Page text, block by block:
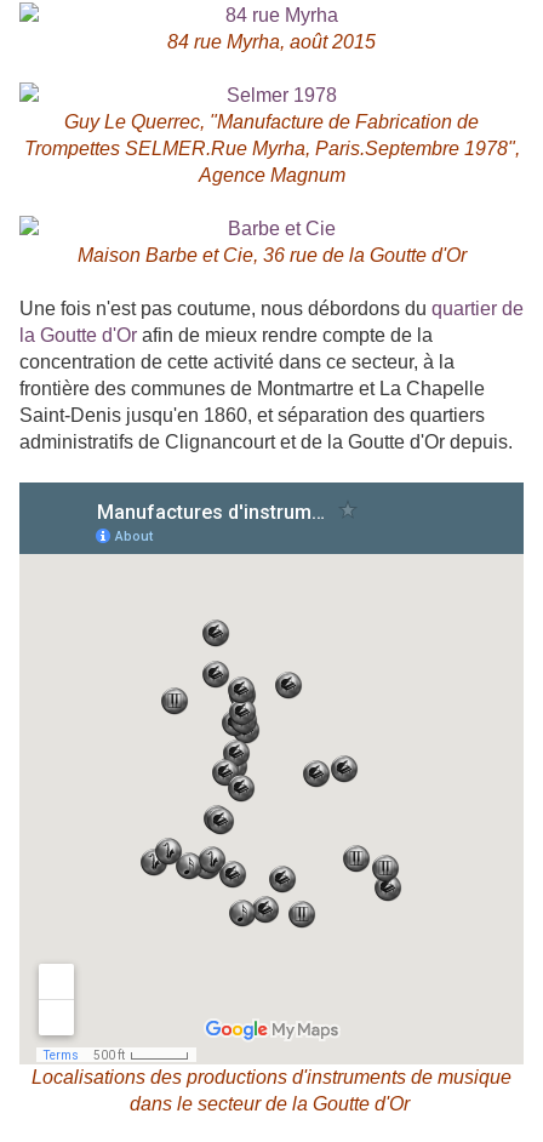
84 rue Myrha, août 2015
Guy Le Querrec, "Manufacture de Fabrication de
Trompettes SELMER.Rue Myrha, Paris.Septembre 1978",
Agence Magnum
Maison Barbe et Cie, 36 rue de la Goutte d'Or
Une fois n'est pas coutume, nous débordons du quartier de
la Goutte d'Or afin de mieux rendre compte de la
concentration de cette activité dans ce secteur, à la
frontière des communes de Montmartre et La Chapelle
Saint-Denis jusqu'en 1860, et séparation des quartiers
administratifs de Clignancourt et de la Goutte d'Or depuis.
Localisations des productions d'instruments de musique
dans le secteur de la Goutte d'Or